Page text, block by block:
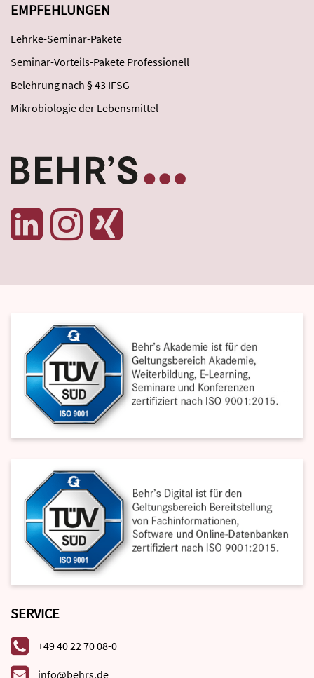
EMPFEHLUNGEN
Lehrke-Seminar-Pakete
Seminar-Vorteils-Pakete Professionell
Belehrung nach § 43 IFSG
Mikrobiologie der Lebensmittel
SERVICE
+49 40 22 70 08-0
info@behrs.de